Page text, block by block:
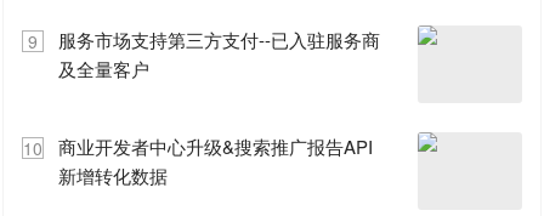
9
服务市场支持第三方支付--已入驻服务商
及全量客户
10
商业开发者中心升级&搜索推广报告API
新增转化数据